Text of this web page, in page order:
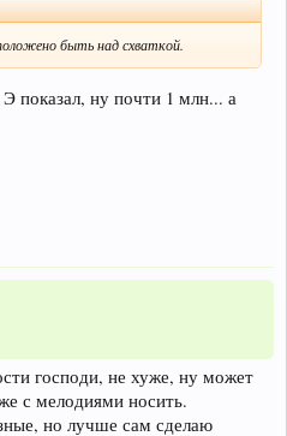
быть над схваткой.
показал, ну почти 1 млн... а
господи, не хуже, ну может
с мелодиями носить.
но лучше сам сделаю